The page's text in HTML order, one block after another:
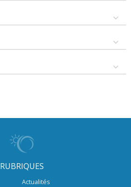
RUBRIQUES
Actualités